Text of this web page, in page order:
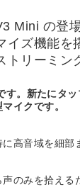
Mini の登場
ズ機能を
リーミ
。新たにタ
イクです。
高音域を細
のみを拾え